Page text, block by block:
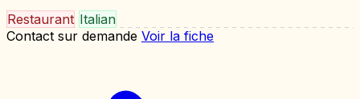
Restaurant Italian
Contact sur demande Voir la fiche